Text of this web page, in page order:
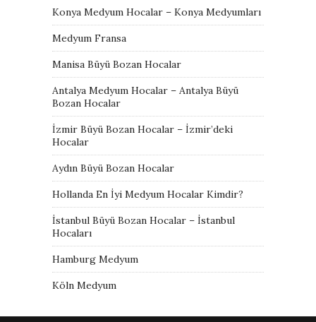
Konya Medyum Hocalar – Konya Medyumları
Medyum Fransa
Manisa Büyü Bozan Hocalar
Antalya Medyum Hocalar – Antalya Büyü
Bozan Hocalar
İzmir Büyü Bozan Hocalar – İzmir’deki
Hocalar
Aydın Büyü Bozan Hocalar
Hollanda En İyi Medyum Hocalar Kimdir?
İstanbul Büyü Bozan Hocalar – İstanbul
Hocaları
Hamburg Medyum
Köln Medyum